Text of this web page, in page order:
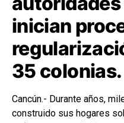
inician
35 colonias.
Cancún.- Durante años,
construido sus hogares